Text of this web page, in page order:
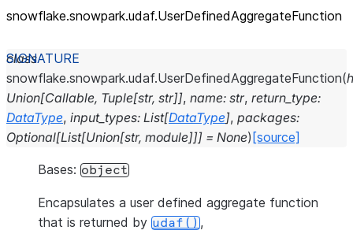
snowflake.snowpark.udaf.UserDefinedAggregateFunction
class
snowflake.snowpark.udaf.UserDefinedAggregateFunction(
Union[Callable, Tuple[str, str]], name: str, return_type:
DataType, input_types: List[DataType], packages:
Optional[List[Union[str, module]]] = None) [source]
Bases: object
Encapsulates a user defined aggregate function
that is returned by udaf(),